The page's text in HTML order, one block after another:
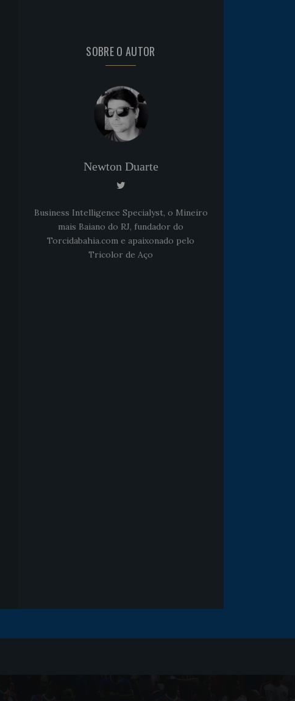
SOBRE O AUTOR
Newton Duarte
Business Intelligence Specialyst, o Mineiro
mais Baiano do RJ, fundador do
Torcidabahia.com e apaixonado pelo
Tricolor de Aço